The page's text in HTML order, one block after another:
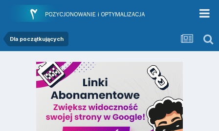
Dla początkujących